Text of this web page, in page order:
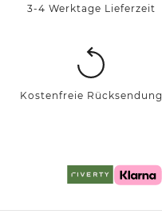
3-4 Werktage Lieferzeit
Kostenfreie Rücksendung